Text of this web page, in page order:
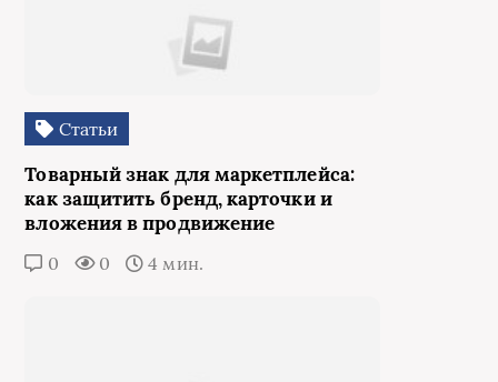
Статьи
Товарный знак для маркетплейса:
как защитить бренд, карточки и
вложения в продвижение
0 0 4 мин.